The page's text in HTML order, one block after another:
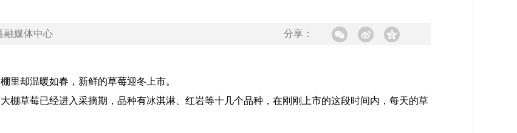
融媒体中心 分享：
却温暖如春，新鲜的草莓迎冬上市。
草莓已经进入采摘期，品种有冰淇淋、红岩等十几个品种，在刚刚上市的这段时间内，每天的草